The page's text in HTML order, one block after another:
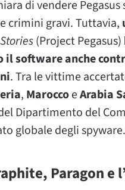
di vendere
crimini gravi. Tuttavia,
(Project Pegasus)
il software anche
. Tra le vittime
, MaroccoeArabia
Dipartimento del
globale degli spyware.
Paragon e